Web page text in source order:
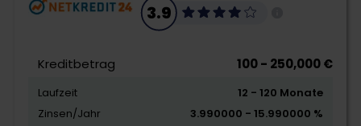
3.9
Kreditbetrag 100 - 250,000 €
Laufzeit
12 - 120 Monate
Zinsen/Jahr
3.990000 - 15.990000 %